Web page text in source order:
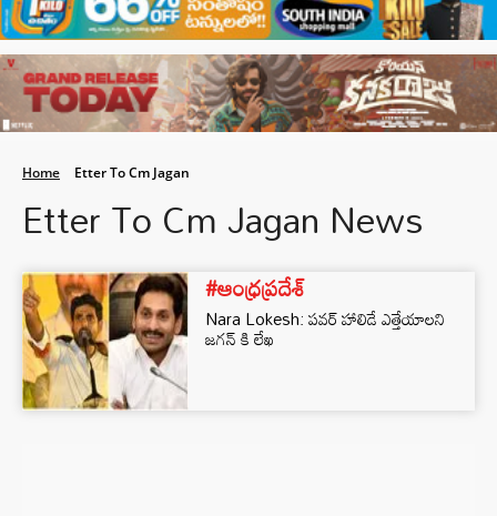
Home Etter To Cm Jagan
Etter To Cm Jagan News
#ఆంధ్రప్రదేశ్
Nara Lokesh: పవర్ హాలిడే ఎత్తేయాలని
జగన్‌ కి లేఖ